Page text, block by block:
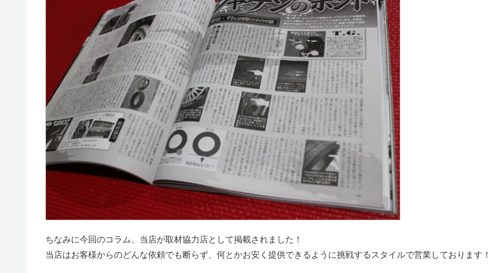
ちなみに今回のコラム、当店が取材協力店として掲載されました！
当店はお客様からのどんな依頼でも断らず、何とかお安く提供できるように挑戦するスタイルで営業しております！